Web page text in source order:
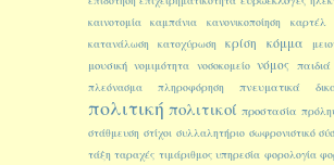
καινοτομία
καμπάνια κανονικοποίηση καρτέλ
κατανάλωση
κατοχύρωση κρίση κόμμα
μουσική νομιμότητα νοσοκομείο νόμος παιδιά
πλεόνασμα
πληροφόρηση πνευματικά
πολιτική πολιτικοί προστασία
στάθμευση στίχοι συλλαλητήριο σωφρονιστικό
τάξη ταραχές τιμάριθμος υπηρεσία φορολογία